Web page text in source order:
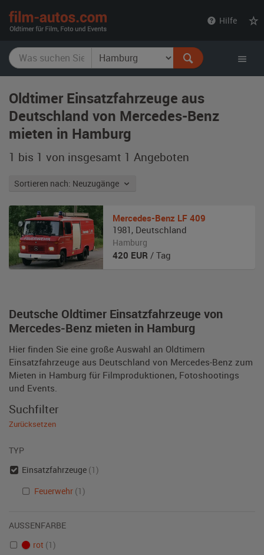
Hilfe
Oldtimer Einsatzfahrzeuge aus
Deutschland von Mercedes-Benz
mieten in Hamburg
1 bis 1 von insgesamt 1 Angeboten
Sortieren nach: Neuzugänge
Deutsche Oldtimer Einsatzfahrzeuge von
Mercedes-Benz mieten in Hamburg
Hier finden Sie eine große Auswahl an Oldtimern
Einsatzfahrzeuge aus Deutschland von Mercedes-Benz zum
Mieten in Hamburg für Filmproduktionen, Fotoshootings
und Events.
Mercedes-Benz LF 409
1981 , Deutschland
Hamburg
420 EUR / Tag
Suchfilter
Zurücksetzen
TYP
Einsatzfahrzeuge (1)
Feuerwehr (1)
AUSSENFARBE
rot (1)